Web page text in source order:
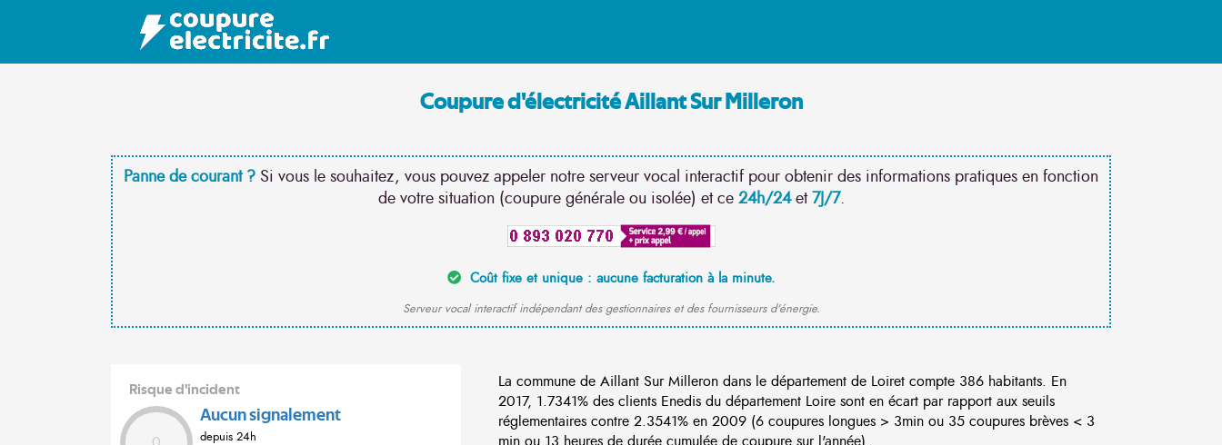
Coupure d'électricité Aillant Sur Milleron
Panne de courant ? Si vous le souhaitez, vous pouvez appeler notre serveur vocal interactif pour obtenir des informations pratiques en fonction
de votre situation (coupure générale ou isolée) et ce 24h/24et7J/7.
Coût fixe et unique : aucune facturation à la minute.
Serveur vocal interactif indépendant des gestionnaires et des fournisseurs d'énergie.
Risque d'incident
Aucun signalement
depuis 24h
La commune de Aillant Sur Milleron dans le département de Loiret compte 386 habitants. En
2017, 1.7341% des clients Enedis du département Loire sont en écart par rapport aux seuils
réglementaires contre 2.3541% en 2009 (6 coupures longues > 3min ou 35 coupures brèves < 3